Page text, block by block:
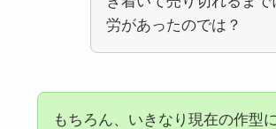
労があったのでは？
もちろん、いきなり現在の作型に